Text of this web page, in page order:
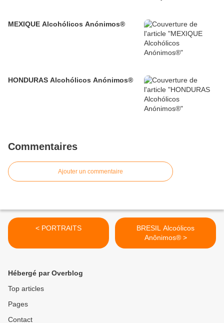
MEXIQUE Alcohólicos Anónimos®
HONDURAS Alcohólicos Anónimos®
Commentaires
Ajouter un commentaire
< PORTRAITS
BRESIL Alcoólicos
Anônimos® >
Hébergé par Overblog
Top articles
Pages
Contact